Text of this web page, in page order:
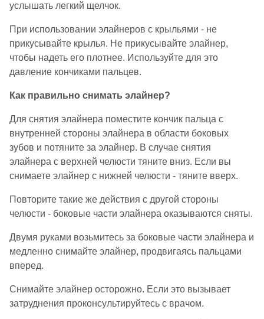
услышать легкий щелчок.
При использовании элайнеров с крыльями - не
прикусывайте крылья. Не прикусывайте элайнер,
чтобы надеть его плотнее. Используйте для это
давление кончиками пальцев.
Как правильно снимать элайнер?
Для снятия элайнера поместите кончик пальца с
внутренней стороны элайнера в области боковых
зубов и потяните за элайнер. В случае снятия
элайнера с верхней челюсти тяните вниз. Если вы
снимаете элайнер с нижней челюсти - тяните вверх.
Повторите такие же действия с другой стороны
челюсти - боковые части элайнера оказываются сняты.
Двумя руками возьмитесь за боковые части элайнера и
медленно снимайте элайнер, продвигаясь пальцами
вперед.
Снимайте элайнер осторожно. Если это вызывает
затруднения проконсультируйтесь с врачом.